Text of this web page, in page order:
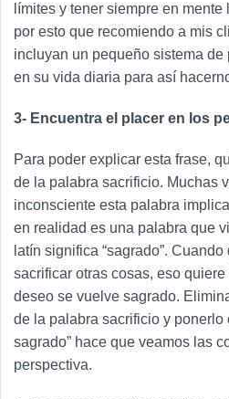
límites y tener siempre en
por esto que recomiendo a mis
incluyan un pequeño sistema
en su vida diaria para así
3- Encuentra el placer en los
Para poder explicar esta frase,
de la palabra sacrificio. Muchas
inconsciente esta palabra
en realidad es una palabra que
latín significa “sagrado”.
sacrificar otras cosas, eso
deseo se vuelve sagrado.
de la palabra sacrificio y ponerlo
sagrado” hace que veamos las
perspectiva.